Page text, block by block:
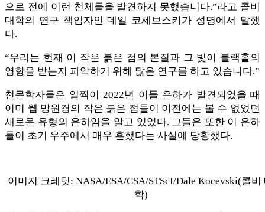
으로 전에 이런 천체들을 발견하지 못했습니다.”라고 콜비
대학의 연구 책임자인 데일 코세브스키가 성명에서 말했
다.
“우리는 현재 이 작은 붉은 점의 본질과 그 빛이 블랙홀의
영향을 받는지 파악하기 위해 많은 연구를 하고 있습니다.”
천문학자들은 일찍이 2022년 이들 은하가 발견되었을 때
이미 웹 망원경의 작은 붉은 점들이 이전에는 볼 수 없었던
새로운 유형의 은하임을 알고 있었다. 그들은 또한 이 은하
들이 초기 우주에서 매우 흔했다는 사실에 당황했다.
이미지 크레딧: NASA/ESA/CSA/STScI/Dale Kocevski(콜비
학)